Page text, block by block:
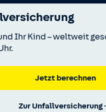
Ihr Kind – weltweit
Jetzt berechnen
Zur Unfallversicherung